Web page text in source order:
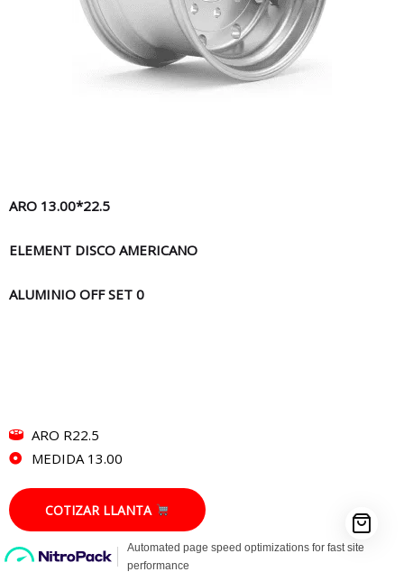
ARO 13.00*22.5
ELEMENT DISCO AMERICANO
ALUMINIO OFF SET 0
ARO R22.5
MEDIDA 13.00
COTIZAR LLANTA